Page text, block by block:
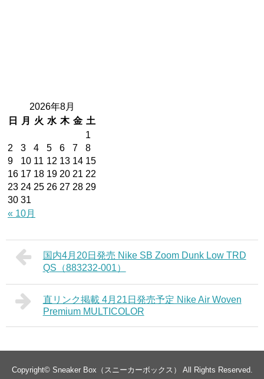
2026年8月
日
月 火 水 木 金 土
« 10月
1
2
3 4 5 6 7
8
9
10 11 12 13 14 15
16 17 18 19 20 21 22
23 24 25 26 27 28 29
30 31
国内4月20日発売 Nike SB Zoom Dunk Low TRD
QS（883232-001）
直リンク掲載 4月21日発売予定 Nike Air Woven
Premium MULTICOLOR
Copyright© Sneaker Box（スニーカーボックス） All Rights Reserved.